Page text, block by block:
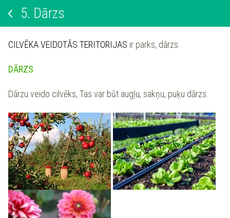
5. Dārzs
CILVĒKA VEIDOTĀS TERITORIJAS ir parks, dārzs.
DĀRZS
Dārzu veido cilvēks, Tas var būt augļu, sakņu, puķu dārzs.